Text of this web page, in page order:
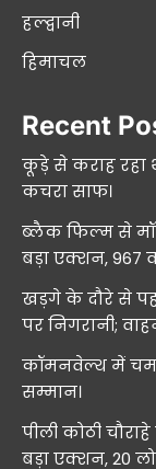
हल्द्वानी
हिमाचल
Recent
कूड़े से कराह रहा
कचरा साफ।
ब्लैक फिल्म से
बड़ा एक्शन, 967
खड़गे के दौरे से
पर निगरानी;
कॉमनवेल्थ में चमके
सम्मान।
पीली कोठी
बड़ा एक्शन, 20